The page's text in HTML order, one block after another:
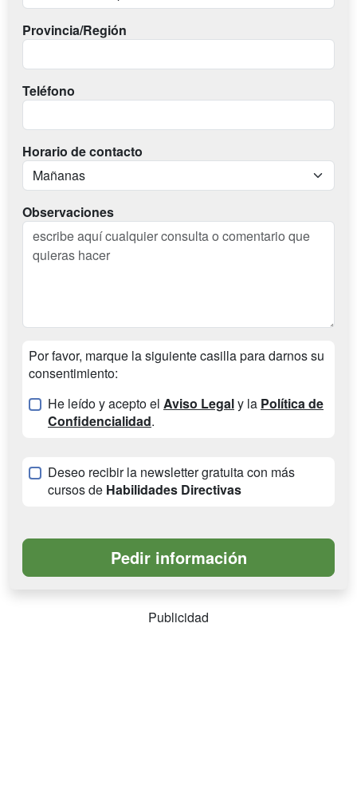
Provincia/Región
Teléfono
Horario de contacto
Observaciones
Por favor, marque la siguiente casilla para darnos su
consentimiento:
He leído y acepto el Aviso Legaly la Política de
Confidencialidad.
Deseo recibir la newsletter gratuita con más
cursos de Habilidades Directivas
Publicidad